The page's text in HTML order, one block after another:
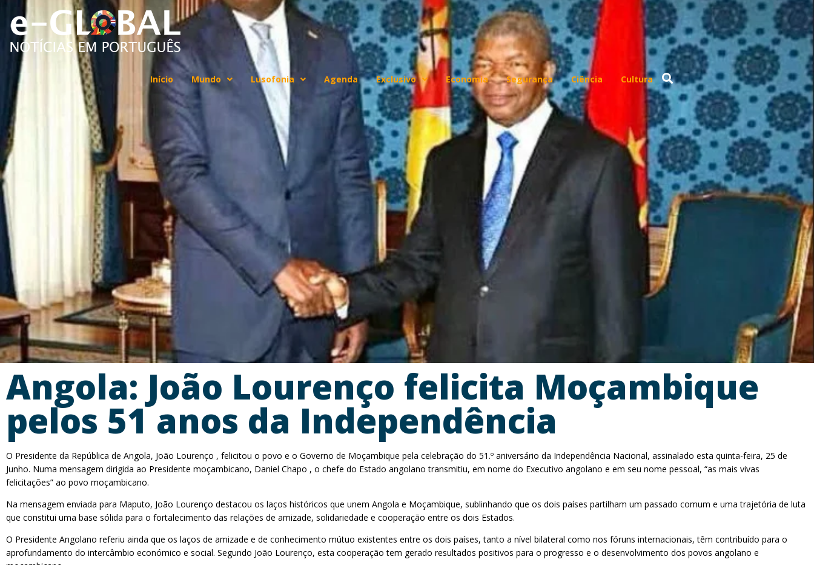
Início Mundo Lusofonia Agenda Exclusivo Economia Segurança Ciência Cultura
Angola: João Lourenço felicita Moçambique
pelos 51 anos da Independência
O Presidente da República de Angola, João Lourenço , felicitou o povo e o Governo de Moçambique pela celebração do 51.º aniversário da Independência Nacional, assinalado esta quinta-feira, 25 de
Junho. Numa mensagem dirigida ao Presidente moçambicano, Daniel Chapo , o chefe do Estado angolano transmitiu, em nome do Executivo angolano e em seu nome pessoal, “as mais vivas
felicitações” ao povo moçambicano.
Na mensagem enviada para Maputo, João Lourenço destacou os laços históricos que unem Angola e Moçambique, sublinhando que os dois países partilham um passado comum e uma trajetória de luta
que constitui uma base sólida para o fortalecimento das relações de amizade, solidariedade e cooperação entre os dois Estados.
O Presidente Angolano referiu ainda que os laços de amizade e de conhecimento mútuo existentes entre os dois países, tanto a nível bilateral como nos fóruns internacionais, têm contribuído para o
aprofundamento do intercâmbio económico e social. Segundo João Lourenço, esta cooperação tem gerado resultados positivos para o progresso e o desenvolvimento dos povos angolano e